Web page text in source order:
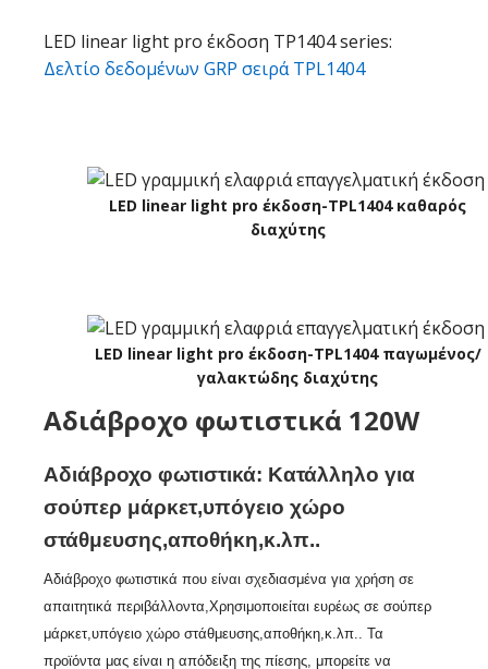
LED linear light pro έκδοση TP1404 series:
Δελτίο δεδομένων GRP σειρά TPL1404
LED linear light pro έκδοση-TPL1404 καθαρός
διαχύτης
LED linear light pro έκδοση-TPL1404 παγωμένος/
γαλακτώδης διαχύτης
Αδιάβροχο φωτιστικά 120W
Αδιάβροχο φωτιστικά: Κατάλληλο για
σούπερ μάρκετ,υπόγειο χώρο
στάθμευσης,αποθήκη,κ.λπ..
Αδιάβροχο φωτιστικά που είναι σχεδιασμένα για χρήση σε
απαιτητικά περιβάλλοντα,Χρησιμοποιείται ευρέως σε σούπερ
μάρκετ,υπόγειο χώρο στάθμευσης,αποθήκη,κ.λπ.. Τα
προϊόντα μας είναι η απόδειξη της πίεσης, μπορείτε να